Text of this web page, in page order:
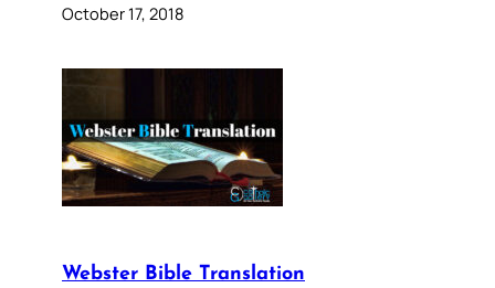
October 17, 2018
Webster Bible Translation